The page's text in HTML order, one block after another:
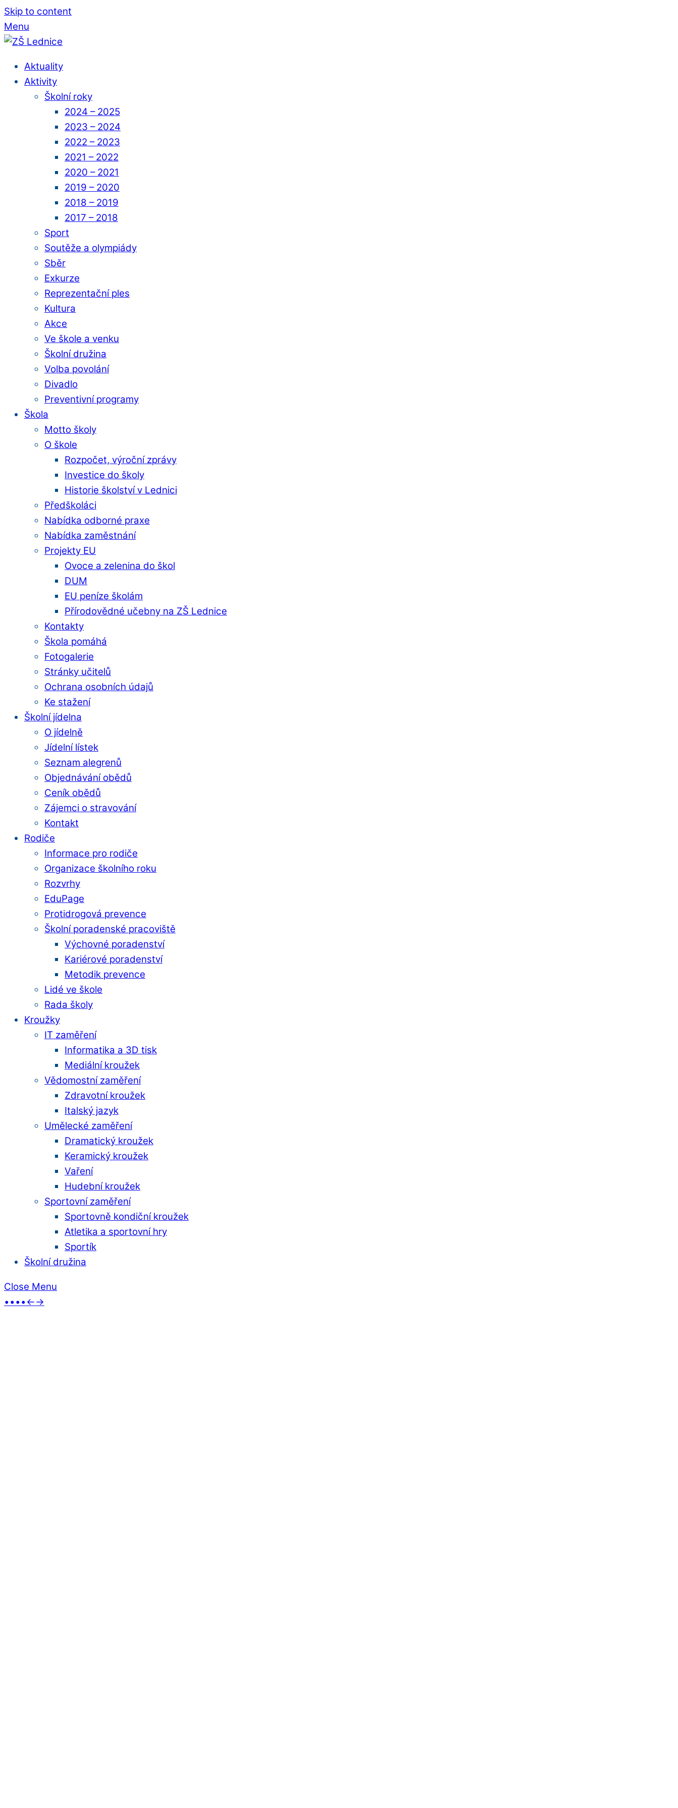
Skip to content
Menu
Aktuality
Aktivity
Školní roky
2024 – 2025
2023 – 2024
2022 – 2023
2021 – 2022
2020 – 2021
2019 – 2020
2018 – 2019
2017 – 2018
Sport
Soutěže a olympiády
Sběr
Exkurze
Reprezentační ples
Kultura
Akce
Ve škole a venku
Školní družina
Volba povolání
Divadlo
Preventivní programy
Škola
Motto školy
O škole
Rozpočet, výroční zprávy
Investice do školy
Historie školství v Lednici
Předškoláci
Nabídka odborné praxe
Nabídka zaměstnání
Projekty EU
Ovoce a zelenina do škol
DUM
EU peníze školám
Přírodovědné učebny na ZŠ Lednice
Kontakty
Škola pomáhá
Fotogalerie
Stránky učitelů
Ochrana osobních údajů
Ke stažení
Školní jídelna
O jídelně
Jídelní lístek
Seznam alegrenů
Objednávání obědů
Ceník obědů
Zájemci o stravování
Kontakt
Rodiče
Informace pro rodiče
Organizace školního roku
Rozvrhy
EduPage
Protidrogová prevence
Školní poradenské pracoviště
Výchovné poradenství
Kariérové poradenství
Metodik prevence
Lidé ve škole
Rada školy
Kroužky
IT zaměření
Informatika a 3D tisk
Mediální kroužek
Vědomostní zaměření
Zdravotní kroužek
Italský jazyk
Umělecké zaměření
Dramatický kroužek
Keramický kroužek
Vaření
Hudební kroužek
Sportovní zaměření
Sportovně kondiční kroužek
Atletika a sportovní hry
Sportík
Školní družina
Close Menu
••••←→